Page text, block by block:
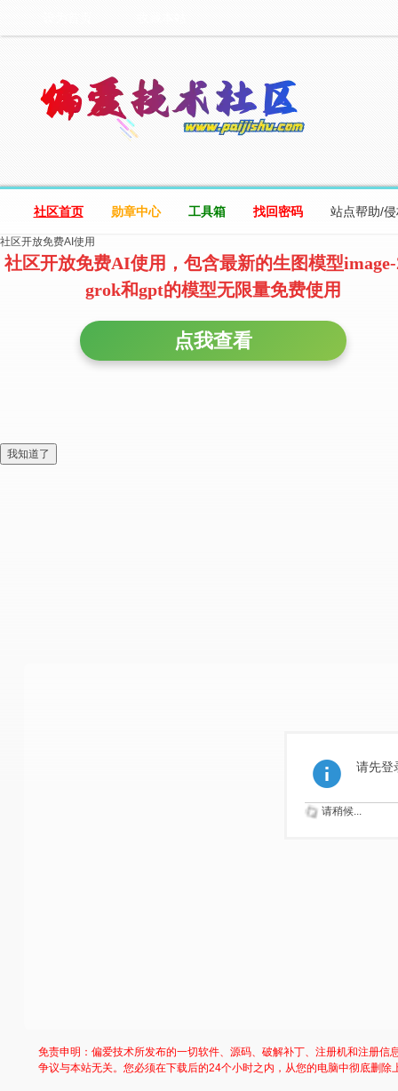
社区首页 勋章中心 工具箱 找回密码 站点帮助/
社区开放免费AI使用
社区开放免费AI使用，包含最新的生图模型
grok和gpt的模型无限量免费使用
点我查看
我知道了
请先登
请稍候...
免责申明：偏爱技术所发布的一切软件、源码、破解补丁、注册机和注册
争议与本站无关。您必须在下载后的24个小时之内，从您的电脑中彻底删